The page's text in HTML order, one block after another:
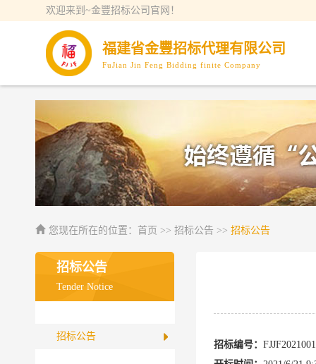
欢迎来到~金豐招标公司官网！
福建省金豐招标代理有限公司
FuJian Jin Feng Bidding finite Company
您现在所在的位置： 首页 >> 招标公告 >> 招标公告
招标公告
Tender Notice
招标公告
招标编号：